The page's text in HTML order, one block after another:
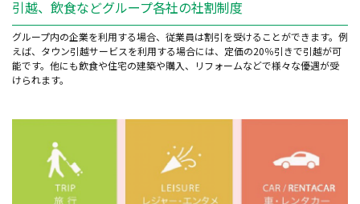
引越、飲食などグループ各社の社割制度
グループ内の企業を利用する場合、従業員は割引を受けることができます。例
えば、タウン引越サービスを利用する場合には、定価の20％引きで引越が可
能です。他にも飲食や住宅の建築や購入、リフォームなどで様々な優遇が受
けられます。